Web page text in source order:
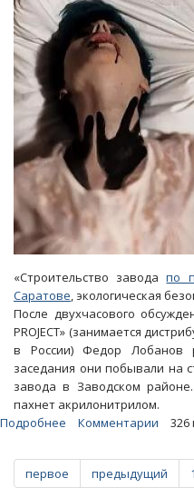
«Строительство заводапо
Саратове, экологическая
После двухчасового
PROJECT» (занимается
в России) Федор Лобанов
заседания они побывали на
завода в Заводском
пахнет акрилонитрилом.
Подробнее
В
Саратове
Комментарии 326
первое предыдущий 1